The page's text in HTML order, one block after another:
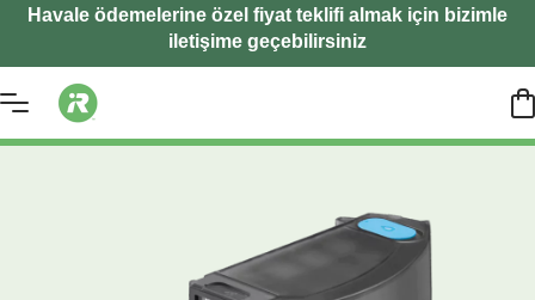
Havale ödemelerine özel fiyat teklifi almak için bizimle
iletişime geçebilirsiniz